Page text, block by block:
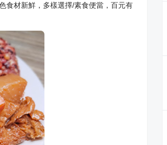
食材新鮮，多樣選擇/素食便當，百元有